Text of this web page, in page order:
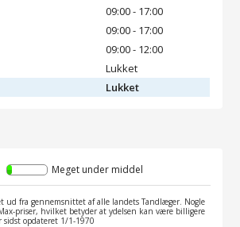
09:00 - 17:00
09:00 - 17:00
09:00 - 12:00
Lukket
Lukket
Meget under middel
ud fra gennemsnittet af alle landets Tandlæger. Nogle
priser, hvilket betyder at ydelsen kan være billigere
sidst opdateret 1/1-1970